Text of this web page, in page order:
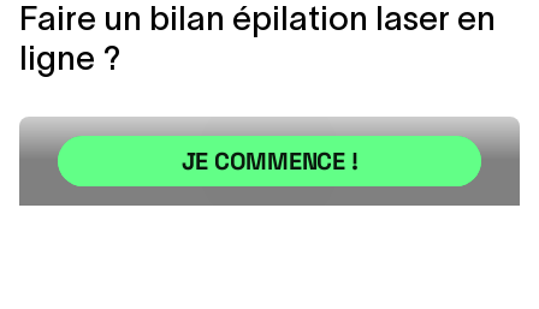
Faire un bilan épilation laser en
ligne ?